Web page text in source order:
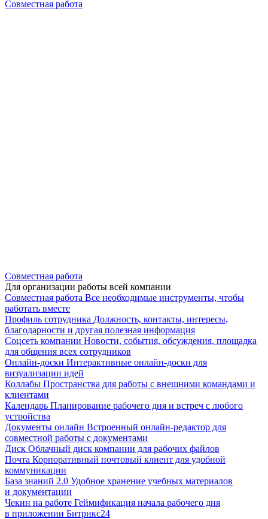
Совместная работа
Совместная работа
Для организации работы всей компании
Совместная работа Все необходимые инструменты, чтобы
работать вместе
Профиль сотрудника Должность, контакты, интересы,
благодарности и другая полезная информация
Соцсеть компании Новости, события, обсуждения, площадка
для общения всех сотрудников
Онлайн-доски Интерактивные онлайн-доски для
визуализации идей
Коллабы Пространства для работы с внешними командами и
клиентами
Календарь Планирование рабочего дня и встреч с любого
устройства
Документы онлайн Встроенный онлайн-редактор для
совместной работы с документами
Диск Облачный диск компании для рабочих файлов
Почта Корпоративный почтовый клиент для удобной
коммуникации
База знаний 2.0 Удобное хранение учебных материалов
и документации
Чекин на работе Геймификация начала рабочего дня
в приложении Битрикс24